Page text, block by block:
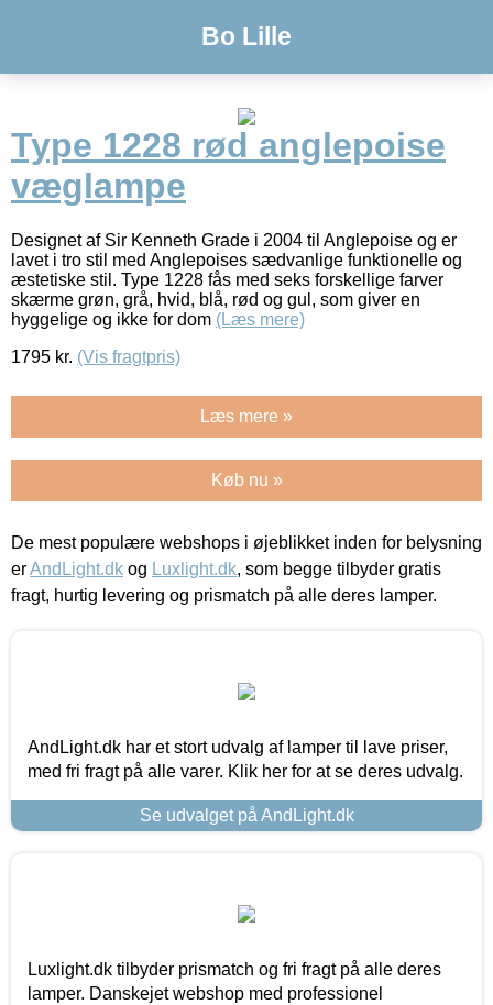
Bo Lille
Type 1228 rød anglepoise
væglampe
Designet af Sir Kenneth Grade i 2004 til Anglepoise og er
lavet i tro stil med Anglepoises sædvanlige funktionelle og
æstetiske stil. Type 1228 fås med seks forskellige farver
skærme grøn, grå, hvid, blå, rød og gul, som giver en
hyggelige og ikke for dom (Læs mere)
1795 kr. (Vis fragtpris)
Læs mere »
Køb nu »
De mest populære webshops i øjeblikket inden for belysning
erAndLight.dk og Luxlight.dk, som begge tilbyder gratis
fragt, hurtig levering og prismatch på alle deres lamper.
AndLight.dk har et stort udvalg af lamper til lave priser,
med fri fragt på alle varer. Klik her for at se deres udvalg.
Se udvalget på AndLight.dk
Luxlight.dk tilbyder prismatch og fri fragt på alle deres
lamper. Danskejet webshop med professionel